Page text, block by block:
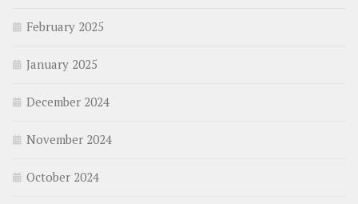
February 2025
January 2025
December 2024
November 2024
October 2024